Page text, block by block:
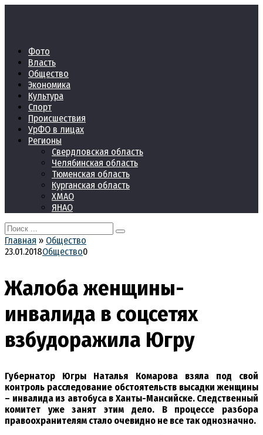
Фото
Власть
Общество
Экономика
Культура
Спорт
Происшествия
УрФО в лицах
Регионы
Свердловская область
Челябинская область
Тюменская область
Курганская область
ХМАО
ЯНАО
Search
for:
Главная » Общество
23.01.2018Общество0
Жалоба женщины-
инвалида в соцсетях
взбудоражила Югру
Губернатор Югры Наталья Комарова взяла под свой
контроль расследование обстоятельств высадки женщины
– инвалида из автобуса в Ханты-Мансийске. Следственный
комитет уже занят этим дело. В процессе разбора
правоохранителям стало очевидно не все так однозначно.